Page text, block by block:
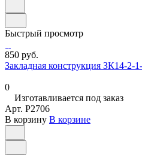
Быстрый просмотр
850 руб.
Закладная конструкция ЗК14-2-
0
Изготавливается под заказ
Арт. P2706
В корзину В корзине